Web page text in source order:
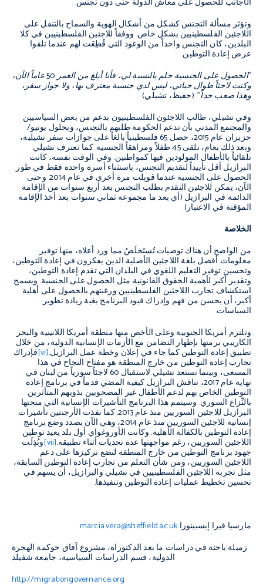
وتؤثر مسألة التجنس كشكل من أشكال الهوية والسماح بالتنقل على
اللاجئين الفلسطينيين بشكل خاص. ووفقاً للاجئين الفلسطينيين في كلا
البلدين، كان التجنس واحداً من الوعود التي قُطِعَت لهم عندما تلقوا
عرض إعادة التوطين.
"الحصول على الجنسية حلم بالنسبة لي، فأنا أبلغ من العمر 50 عاماً الآن،
وكنت لاجئاً طوال حياتي، ليس لدي جنسية معترف بها، ولا جواز سفر،
وهذا صعب جداً". (حفيظ، تشيلي).
وفي تشيلي، طالب اللاجئون الفلسطينيون بدعم من بعض السياسيين
والمجتمع المدني بأن تدعم الحكومة طلبهم بالتجنس، وبحلول يونيو/
حزيران عام 2015، حصل 65 فلسطينياً بالغاً على جوازات سفر تشيلية،
وبعد ذلك بعام، تلقى 45 طفلاً ومراهقاً الجنسية. كما تعترف تشيلي
تلقائياً بالأطفال المولودين فيها كمواطنين. وفي الوقت نفسه، كانت
البرازيل أقل تأييداً لتقديم التجنس، باستثناء أسرة واحدة فقط في طور
الحصول على الجنسية عندما قوبِلت مرة أخرى في عام 2014. وحتى
الآن، يمكن للاجئين التقدم بطلب التجنس بعد أربع سنوات من الإقامة
الدائمة في البرازيل (أي بعد ما مجموعه ثماني سنوات بعد أخذ الإقامة
المؤقتة في الاعتبار).
الخلاصة
من الواضح أن هناك توصيات تُستَخلَصُ مما ورد أعلاه، منها توفير
معلومات أفضل بلغة اللاجئين الأصلية الذين يفكرون في إعادة التوطين،
وتحسين توفير التعليم اللغوي في البلدان التي تقدم إعادة التوطين،
وتقدير أكبر لأهمية الحقوق القانونية مثل الحصول على الجنسية. ويسمح
استكشاف تجارب اللاجئين الفلسطينيين ورغبتهم بالحصول على أهلية
أكبر، أن يحسن من فهم وإدراك قيود البرنامج بغية زيادة تطوير
السياسات.
وتلتزم أمريكا الجنوبية وعلى الأخص منها منطقة أمريكا اللاتينية والبحر
الكاريبي برمتها بإظهار التضامن مع الأزمات الإنسانية الدولية، من خلال
تطبيق إعادة التوطين كما جاء في إعلان وخطة عمل البرازيل.[vi]فإدراك
تجارب إعادة التوطين من خارج المنطقة هو مفتاح النجاح في هذا
المسعى، وبينما تستعد تشيلي لاستقبال 60 لاجئاً سورياً من لبنان في
نهاية عام 2017، تناقش البرازيل كيفية المضي قدماً في برنامج إعادة
التوطين الخاص بهم لدعم الأطفال غير المصحوبين بذويهم المتأثرين
بالنِّزاع السوري. وسيتمم هذا البرنامج التأشيرات الإنسانية التي منحتها
البرازيل للاجئين السوريين منذ عام 2013. كما نفذت الأرجنتين تأشيرات
إنسانية للاجئين السوريين منذ عام 2014، وهي الآن بصدد وضع برنامج
إعادة التوطين بالكفالة الأهلية. وكانت الأوروغواي أول بلد يعيد توطين
اللاجئين السوريين، رغم مواجهتها عدة تحديات أثناء تطبيقه.[vii]وبُذِلَت
جهود برنامج التوطين من خارج المنطقة لتضع تركيزها على دعم
اللاجئين السوريين، ومن شأن التعلم من تجارب إعادة التوطين السابقة،
مثل تجربة اللاجئين الفلسطينيين في تشيلي والبرازيل، أن يسهم في
تحسين تخطيط عمليات إعادة التوطين وتنفيذها.
مارسيا فيرا إيسبينوزاmarcia.vera@sheffield.ac.uk
زميلة باحثة في دراسات ما بعد الدكتوراه، مشروع آفاق حوكمة الهجرة
الدولية، قسم الدراسات السياسية، جامعة شفيلد
http://migrationgovernance.org